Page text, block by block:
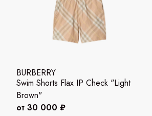
BURBERRY
Swim Shorts Flax IP Check "Light
Brown"
от 30 000 ₽